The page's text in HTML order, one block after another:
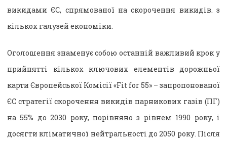
викидами ЄС, спрямованої на скорочення викидів. з
кількох галузей економіки.
Оголошення знаменує собою останній важливий крок у
прийнятті кількох ключових елементів дорожньої
карти Європейської Комісії «Fit for 55» – запропонованої
ЄС стратегії скорочення викидів парникових газів (ПГ)
на 55% до 2030 року, порівняно з рівнем 1990 року, і
досягти кліматичної нейтральності до 2050 року. Після